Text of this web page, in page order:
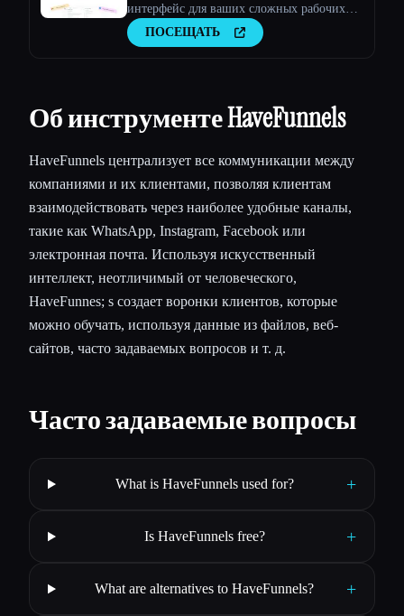
интерфейс для ваших сложных рабочих
процессов CRM
ПОСЕЩАТЬ
Об инструменте HaveFunnels
HaveFunnels централизует все коммуникации между
компаниями и их клиентами, позволяя клиентам
взаимодействовать через наиболее удобные каналы,
такие как WhatsApp, Instagram, Facebook или
электронная почта. Используя искусственный
интеллект, неотличимый от человеческого,
HaveFunnes; s создает воронки клиентов, которые
можно обучать, используя данные из файлов, веб-
сайтов, часто задаваемых вопросов и т. д.
Часто задаваемые вопросы
What is HaveFunnels used for? +
Is HaveFunnels free? +
What are alternatives to HaveFunnels? +